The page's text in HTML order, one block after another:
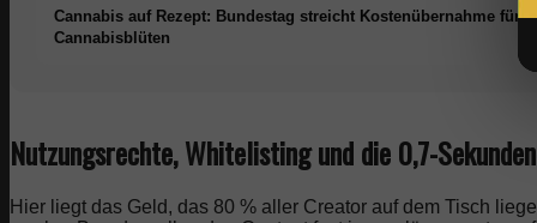
Cannabis auf Rezept: Bundestag streicht Kostenübernahme für
Cannabisblüten
Nutzungsrechte, Whitelisting und die 0,7-
Hier liegt das Geld, das 80 % aller Creator auf dem Tisch